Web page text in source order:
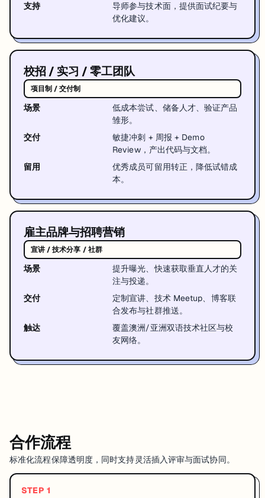
支持
导师参与技术面，提供面试纪要与
优化建议。
校招 / 实习 / 零工团队
项目制 / 交付制
场景
低成本尝试、储备人才、验证产品
雏形。
交付
敏捷冲刺 + 周报 + Demo
Review，产出代码与文档。
留用
优秀成员可留用转正，降低试错成
本。
雇主品牌与招聘营销
宣讲 / 技术分享 / 社群
场景
提升曝光、快速获取垂直人才的关
注与投递。
交付
定制宣讲、技术 Meetup、博客联
合发布与社群推送。
触达
覆盖澳洲/亚洲双语技术社区与校
友网络。
合作流程
标准化流程保障透明度，同时支持灵活插入评审与面试协同。
STEP 1